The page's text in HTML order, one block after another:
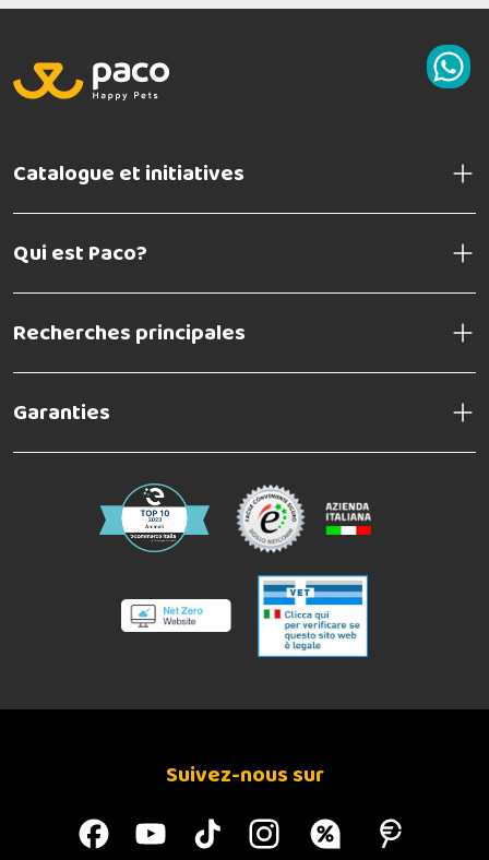
Catalogue et initiatives
Qui est Paco?
Recherches principales
Garanties
Suivez-nous sur